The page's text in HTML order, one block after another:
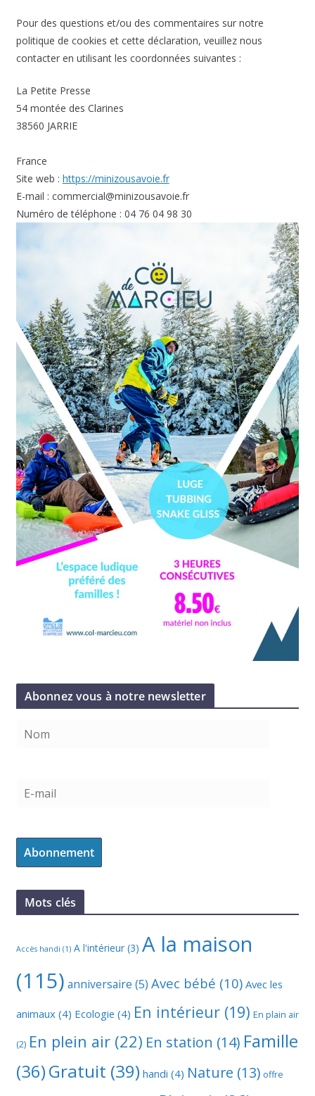
Pour des questions et/ou des commentaires sur notre
politique de cookies et cette déclaration, veuillez nous
contacter en utilisant les coordonnées suivantes :
La Petite Presse
54 montée des Clarines
38560 JARRIE
France
Site web : https://minizousavoie.fr
E-mail : commercial@minizousavoie.fr
Numéro de téléphone : 04 76 04 98 30
Abonnez vous à notre newsletter
Abonnement
Mots clés
Accès handi (1) A l'intérieur(3) A la maison
(115) anniversaire (5) Avec bébé (10) Avec les
animaux (4) Ecologie (4) En intérieur(19) En plain air
(2) En plein air(22) En station (14) Famille
(36)Gratuit (39) handi (4) Nature (13) offre